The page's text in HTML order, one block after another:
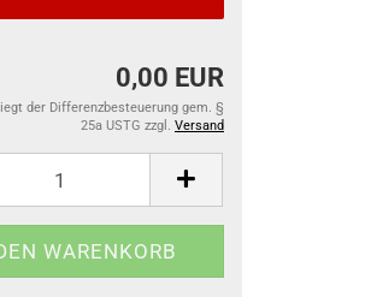
0,00 EUR
der Differenzbesteuerung gem. §
25a USTG zzgl. Versand